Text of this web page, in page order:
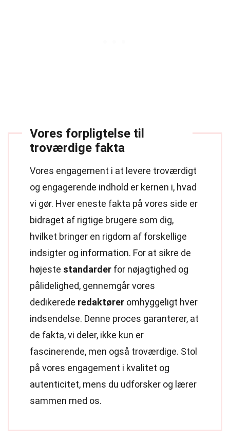
Vores forpligtelse til
troværdige fakta
Vores engagement i at levere troværdigt
og engagerende indhold er kernen i, hvad
vi gør. Hver eneste fakta på vores side er
bidraget af rigtige brugere som dig,
hvilket bringer en rigdom af forskellige
indsigter og information. For at sikre de
højeste standarder for nøjagtighed og
pålidelighed, gennemgår vores
dedikerede redaktører omhyggeligt hver
indsendelse. Denne proces garanterer, at
de fakta, vi deler, ikke kun er
fascinerende, men også troværdige. Stol
på vores engagement i kvalitet og
autenticitet, mens du udforsker og lærer
sammen med os.